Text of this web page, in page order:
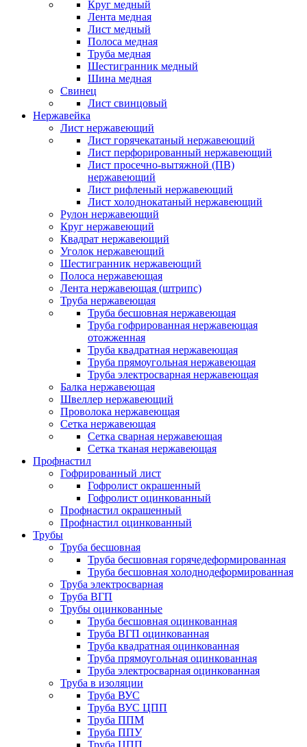
Круг медный
Лента медная
Лист медный
Полоса медная
Труба медная
Шестигранник медный
Шина медная
Свинец
Лист свинцовый
Нержавейка
Лист нержавеющий
Лист горячекатаный нержавеющий
Лист перфорированный нержавеющий
Лист просечно-вытяжной (ПВ)
нержавеющий
Лист рифленый нержавеющий
Лист холоднокатаный нержавеющий
Рулон нержавеющий
Круг нержавеющий
Квадрат нержавеющий
Уголок нержавеющий
Шестигранник нержавеющий
Полоса нержавеющая
Лента нержавеющая (штрипс)
Труба нержавеющая
Труба бесшовная нержавеющая
Труба гофрированная нержавеющая
отожженная
Труба квадратная нержавеющая
Труба прямоугольная нержавеющая
Труба электросварная нержавеющая
Балка нержавеющая
Швеллер нержавеющий
Проволока нержавеющая
Сетка нержавеющая
Сетка сварная нержавеющая
Сетка тканая нержавеющая
Профнастил
Гофрированный лист
Гофролист окрашенный
Гофролист оцинкованный
Профнастил окрашенный
Профнастил оцинкованный
Трубы
Труба бесшовная
Труба бесшовная горячедеформированная
Труба бесшовная холоднодеформированная
Труба электросварная
Труба ВГП
Трубы оцинкованные
Труба бесшовная оцинкованная
Труба ВГП оцинкованная
Труба квадратная оцинкованная
Труба прямоугольная оцинкованная
Труба электросварная оцинкованная
Труба в изоляции
Труба ВУС
Труба ВУС ЦПП
Труба ППМ
Труба ППУ
Труба ЦПП